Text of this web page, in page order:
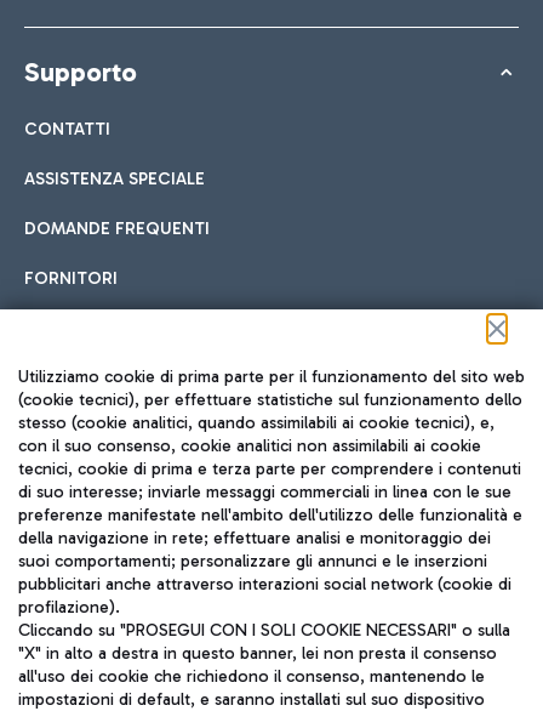
Supporto
CONTATTI
ASSISTENZA SPECIALE
DOMANDE FREQUENTI
FORNITORI
Seguici sui social
TRAVEL JOURNAL
ITA
Utilizziamo cookie di prima parte per il funzionamento del sito web
(cookie tecnici), per effettuare statistiche sul funzionamento dello
stesso (cookie analitici, quando assimilabili ai cookie tecnici), e,
con il suo consenso, cookie analitici non assimilabili ai cookie
tecnici, cookie di prima e terza parte per comprendere i contenuti
di suo interesse; inviarle messaggi commerciali in linea con le sue
preferenze manifestate nell'ambito dell'utilizzo delle funzionalità e
della navigazione in rete; effettuare analisi e monitoraggio dei
suoi comportamenti; personalizzare gli annunci e le inserzioni
pubblicitari anche attraverso interazioni social network (cookie di
profilazione).
Cliccando su "PROSEGUI CON I SOLI COOKIE NECESSARI" o sulla
"X" in alto a destra in questo banner, lei non presta il consenso
all'uso dei cookie che richiedono il consenso, mantenendo le
impostazioni di default, e saranno installati sul suo dispositivo